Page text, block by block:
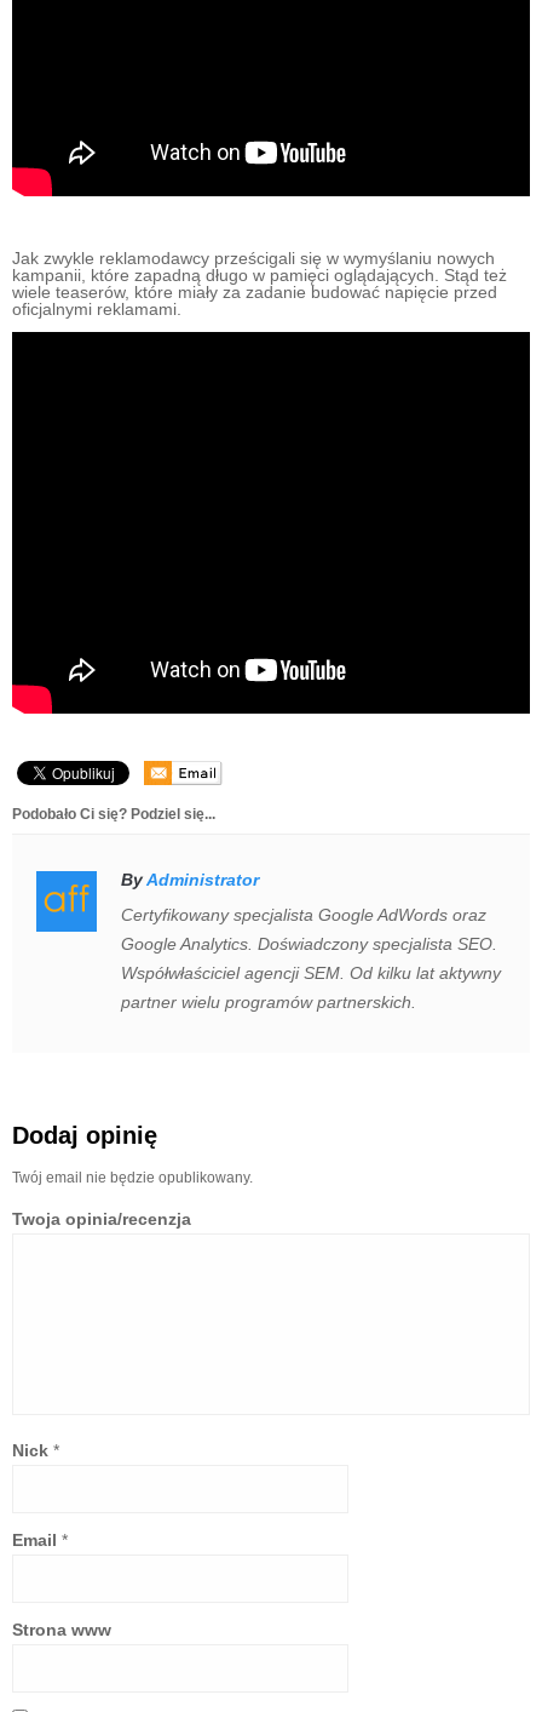
Jak zwykle reklamodawcy prześcigali się w wymyślaniu nowych
kampanii, które zapadną długo w pamięci oglądających. Stąd też
wiele teaserów, które miały za zadanie budować napięcie przed
oficjalnymi reklamami.
Podobało Ci się? Podziel się...
ByAdministrator
Certyfikowany specjalista Google AdWords oraz
Google Analytics. Doświadczony specjalista SEO.
Współwłaściciel agencji SEM. Od kilku lat aktywny
partner wielu programów partnerskich.
Dodaj opinię
Twój email nie będzie opublikowany.
Twoja opinia/recenzja
Nick *
Email *
Strona www